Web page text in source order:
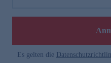
Es gelten die